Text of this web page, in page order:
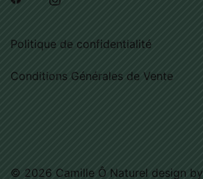
Politique de confidentialité
Conditions Générales de Vente
© 2026 Camille Ô Naturel design by